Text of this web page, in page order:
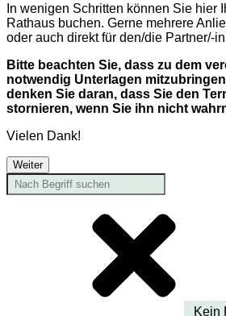
In wenigen Schritten können Sie hier
Rathaus buchen. Gerne mehrere
oder auch direkt für den/die Partner/-
Bitte beachten Sie, dass zu dem
notwendig Unterlagen
denken Sie daran, dass Sie den
stornieren, wenn Sie ihn nicht
Vielen Dank!
Weiter